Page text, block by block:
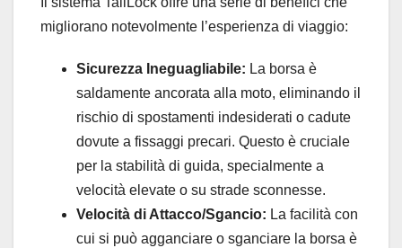
migliorano notevolmente l’esperienza di viaggio:
Sicurezza Ineguagliabile: La borsa è
saldamente ancorata alla moto, eliminando il
rischio di spostamenti indesiderati o cadute
dovute a fissaggi precari. Questo è cruciale
per la stabilità di guida, specialmente a
velocità elevate o su strade sconnesse.
Velocità di Attacco/Sgancio: La facilità con
cui si può agganciare o sganciare la borsa è